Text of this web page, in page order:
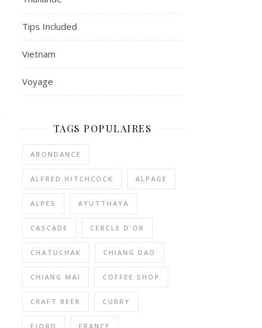
Tips Included
Vietnam
Voyage
TAGS POPULAIRES
ABONDANCE
ALFRED HITCHCOCK ALPAGE
ALPES AYUTTHAYA
CASCADE CERCLE D'OR
CHATUCHAK CHIANG DAO
CHIANG MAI COFFEE SHOP
CRAFT BEER CURRY
FJORD FRANCE